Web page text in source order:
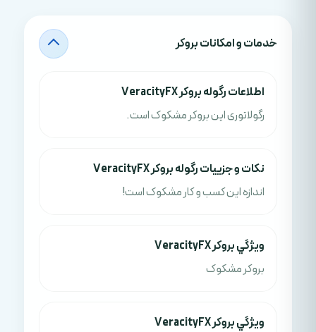
خدمات و امکانات بروکر
اطلاعات رگوله بروکر VeracityFX
رگولاتوری این بروکر مشکوک است.
نکات و جزييات رگوله بروکر VeracityFX
اندازه این کسب و کار مشکوک است!
ويژگي بروکر VeracityFX
بروکر مشکوک
ويژگي بروکر VeracityFX